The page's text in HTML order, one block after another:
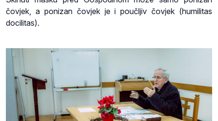
čovjek, a ponizan čovjek je i poučljiv čovjek (humilitas
docilitas).